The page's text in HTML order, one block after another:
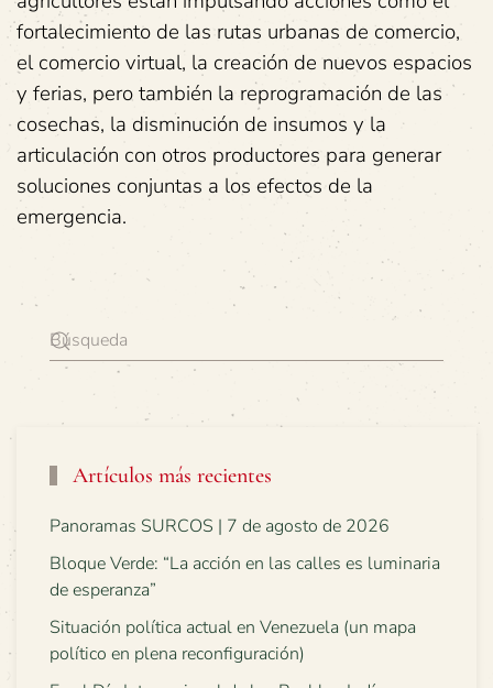
fortalecimiento de las rutas urbanas de comercio,
el comercio virtual, la creación de nuevos espacios
y ferias, pero también la reprogramación de las
cosechas, la disminución de insumos y la
articulación con otros productores para generar
soluciones conjuntas a los efectos de la
emergencia.
Artículos más recientes
Panoramas SURCOS | 7 de agosto de 2026
Bloque Verde: “La acción en las calles es luminaria
de esperanza”
Situación política actual en Venezuela (un mapa
político en plena reconfiguración)